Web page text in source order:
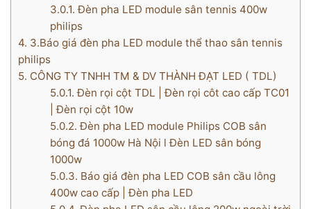
3.0.1. Đèn pha LED module sân tennis 400w
philips
4. 3.Báo giá đèn pha LED module thể thao sân tennis
philips
5. CÔNG TY TNHH TM & DV THÀNH ĐẠT LED ( TDL)
5.0.1. Đèn rọi cột TDL | Đèn rọi côt cao cấp TC01
| Đèn rọi cột 10w
5.0.2. Đèn pha LED module Philips COB sân
bóng đá 1000w Hà Nội l Đèn LED sân bóng
1000w
5.0.3. Báo giá đèn pha LED COB sân cầu lông
400w cao cấp | Đèn pha LED